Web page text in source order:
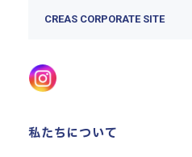
CREAS CORPORATE SITE
私たちについて